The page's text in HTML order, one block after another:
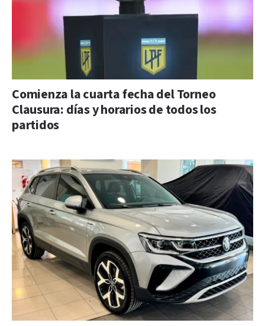
Comienza la cuarta fecha del Torneo
Clausura: días y horarios de todos los
partidos